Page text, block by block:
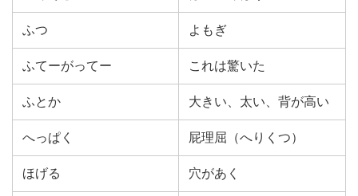
ふつ よもぎ
ふてーがってー これは驚いた
ふとか 大きい、太い、背が高い
へっぱく 屁理屈（へりくつ）
ほげる 穴があく